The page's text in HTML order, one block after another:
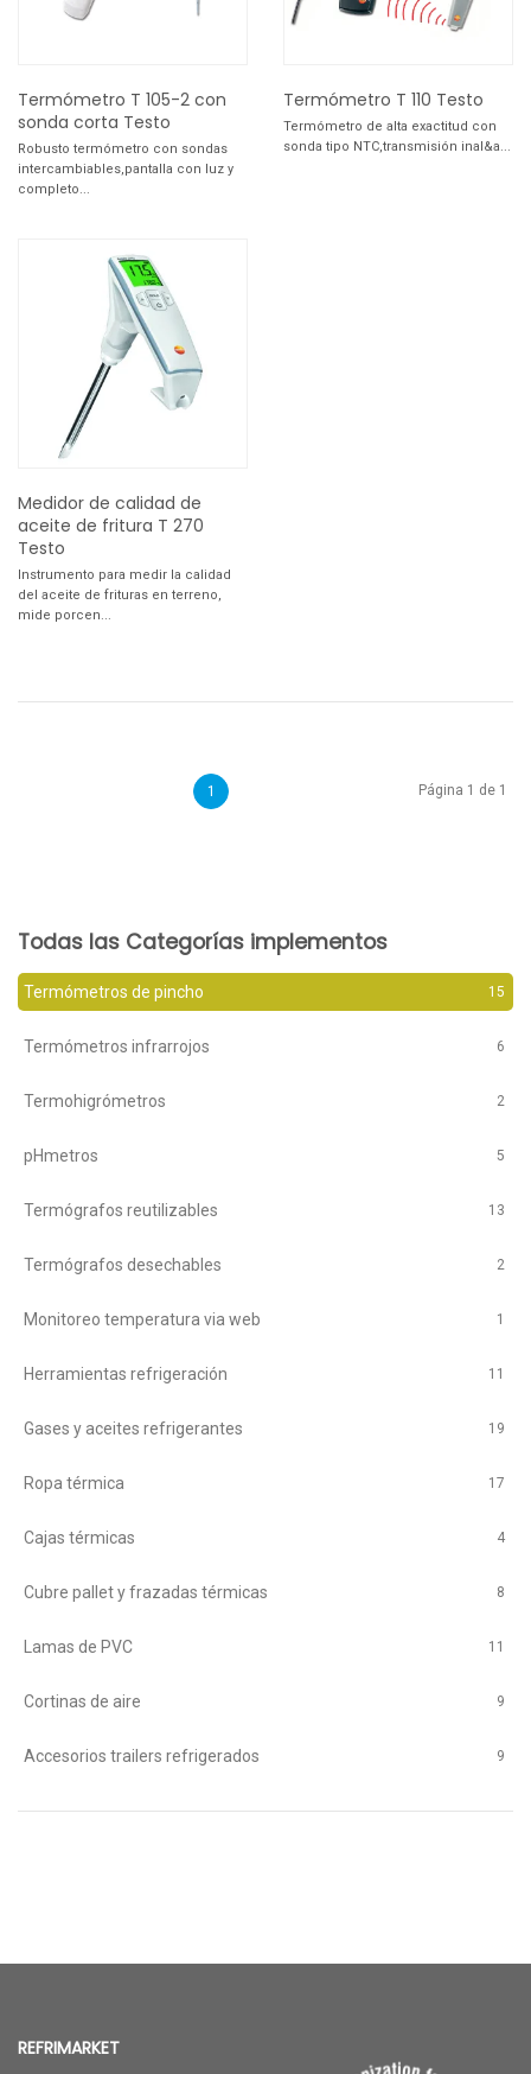
Termómetro T 105-2 con
sonda corta Testo
Robusto termómetro con sondas
intercambiables,pantalla con luz y
completo...
Termómetro T 110 Testo
Termómetro de alta exactitud con
sonda tipo NTC,transmisión inal&a...
Medidor de calidad de
aceite de fritura T 270
Testo
Instrumento para medir la calidad
del aceite de frituras en terreno,
mide porcen...
1 Página 1 de 1
Todas las Categorías implementos
Termómetros de pincho 15
Termómetros infrarrojos 6
Termohigrómetros 2
pHmetros 5
Termógrafos reutilizables 13
Termógrafos desechables 2
Monitoreo temperatura via web 1
Herramientas refrigeración 11
Gases y aceites refrigerantes 19
Ropa térmica 17
Cajas térmicas 4
Cubre pallet y frazadas térmicas 8
Lamas de PVC 11
Cortinas de aire 9
Accesorios trailers refrigerados 9
REFRIMARKET